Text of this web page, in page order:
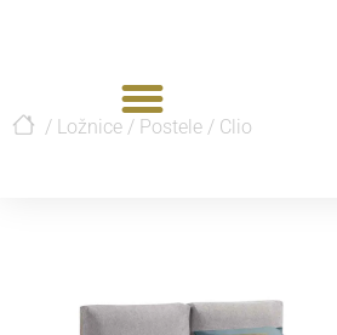
/ Ložnice / Postele / Clio